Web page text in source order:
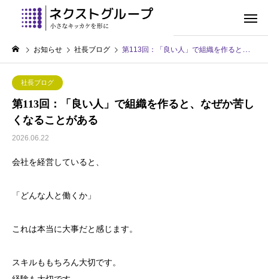
お知らせ 社長ブログ 第113回：「良い人」で組織を作ると、なぜか苦しくなることがある
社長ブログ
第113回：「良い人」で組織を作ると、なぜか苦し
くなることがある
2026.06.22
会社を経営していると、
「どんな人と働くか」
これは本当に大事だと感じます。
スキルももちろん大切です。